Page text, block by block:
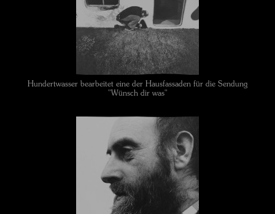
Hundertwasser bearbeitet eine der Hausfassaden für die Sendung
"Wünsch dir was"